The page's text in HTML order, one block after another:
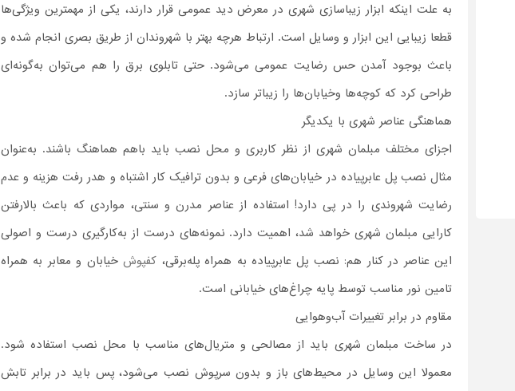
به علت اینکه ابزار زیباسازی شهری در معرض دید عمومی قرار دارند، یکی از مهمترین ویژگی‌ها
قطعا زیبایی این ابزار و وسایل است. ارتباط هر‌چه بهتر با شهروندان از طریق بصری انجام شده و
باعث بوجود آمدن حس رضایت عمومی می‌شود. حتی تابلوی برق را هم می‌توان به‌گونه‌ای
طراحی کرد که کوچه‌ها وخیابان‌ها را زیباتر سازد.
هماهنگی عناصر شهری با یکدیگر
اجزای مختلف مبلمان شهری از نظر کاربری و محل نصب باید باهم هماهنگ باشند. به‌عنوان
مثال نصب پل عابر‌پیاده در خیابان‌های فرعی و بدون ترافیک کار اشتباه و هدر رفت هزینه و عدم
رضایت شهروندی را در پی دارد! استفاده از عناصر مدرن و سنتی، مواردی که باعث بالارفتن
کارایی مبلمان شهری خواهد شد، اهمیت دارد. نمونه‌های درست از به‌کارگیری درست و اصولی
این عناصر در کنار هم: نصب پل عابر‌پیاده به همراه پله‌برقی، کفپوشخیابان و معابر به همراه
تامین نور مناسب توسط پایه چراغ‌های خیابانی است.
مقاوم در برابر تغییرات آب‌وهوایی
در ساخت مبلمان شهری باید از مصالحی و متریال‌های مناسب با محل نصب استفاده شود.
معمولا این وسایل در محیط‌های باز و بدون سرپوش نصب می‌شود، پس باید در برابر تابش